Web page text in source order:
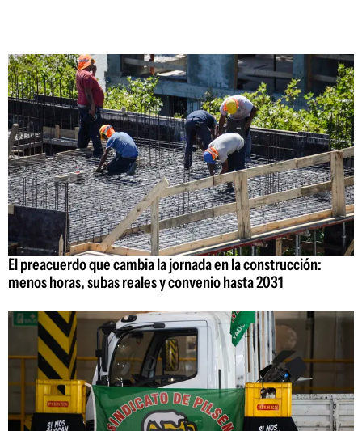
El preacuerdo que cambia la jornada en la construcción:
menos horas, subas reales y convenio hasta 2031